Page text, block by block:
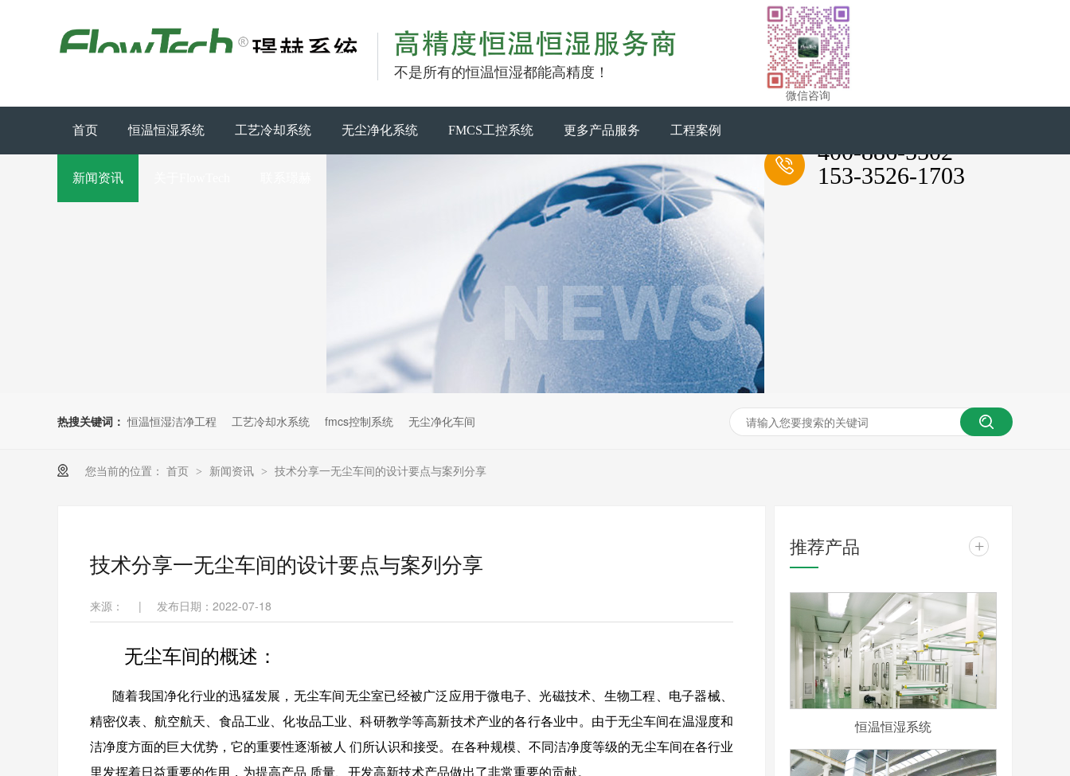
不是所有的恒温恒湿都能高精度！
微信咨询
400-886-5502
153-3526-1703
首页 恒温恒湿系统 工艺冷却系统 无尘净化系统 FMCS工控系统 更多产品服务 工程案例
新闻资讯
热搜关键词： 恒温恒湿洁净工程 工艺冷却水系统 fmcs控制系统 无尘净化车间
您当前的位置： 首页 > 新闻资讯 > 技术分享一无尘车间的设计要点与案列分享
技术分享一无尘车间的设计要点与案列分享
来源： | 发布日期：2022-07-18
无尘车间的概述：
随着我国净化行业的迅猛发展，无尘车间无尘室已经被广泛应用于微电子、光磁技术、生物工程、电子器械、
精密仪表、航空航天、食品工业、化妆品工业、科研教学等高新技术产业的各行各业中。由于无尘车间在温湿度和
洁净度方面的巨大优势，它的重要性逐渐被人 们所认识和接受。在各种规模、不同洁净度等级的无尘车间在各行业
里发挥着日益重要的作用，为提高产品 质量、开发高新技术产品做出了非常重要的贡献。
推荐产品 +
恒温恒湿系统